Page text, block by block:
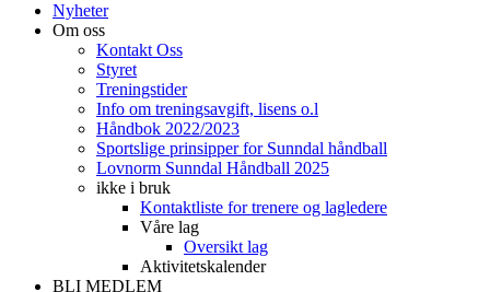
Nyheter
Om oss
Kontakt Oss
Styret
Treningstider
Info om treningsavgift, lisens o.l
Håndbok 2022/2023
Sportslige prinsipper for Sunndal håndball
Lovnorm Sunndal Håndball 2025
ikke i bruk
Kontaktliste for trenere og lagledere
Våre lag
Oversikt lag
Aktivitetskalender
BLI MEDLEM